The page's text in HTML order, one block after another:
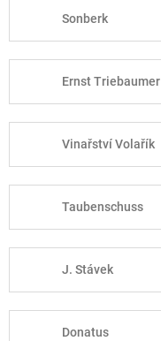
Sonberk
Ernst Triebaumer
Vinařství Volařík
Taubenschuss
J. Stávek
Donatus